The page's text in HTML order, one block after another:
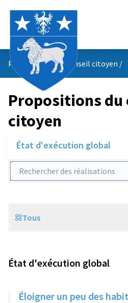
Propositions du conseil citoyen /
Propositions du
citoyen
État d'exécution global
Rechercher des réalisations
Scope
Tous
État d'exécution global
Éloigner un peu des